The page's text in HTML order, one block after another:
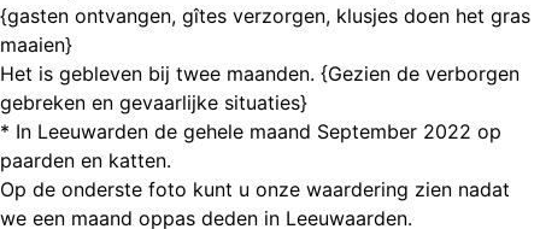
{gasten ontvangen, gîtes verzorgen, klusjes doen het gras
maaien}
Het is gebleven bij twee maanden. {Gezien de verborgen
gebreken en gevaarlijke situaties}
* In Leeuwarden de gehele maand September 2022 op
paarden en katten.
Op de onderste foto kunt u onze waardering zien nadat
we een maand oppas deden in Leeuwaarden.